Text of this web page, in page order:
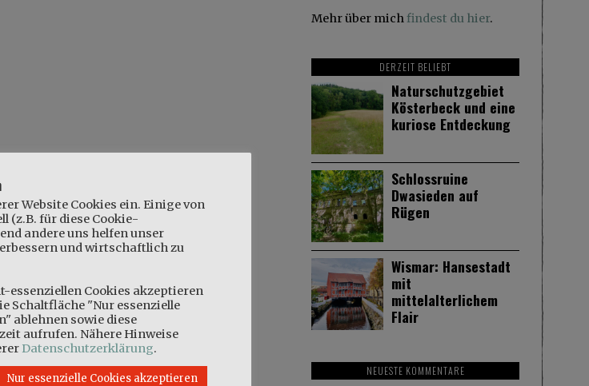
Mehr über michfindest du hier.
DERZEIT BELIEBT
Naturschutzgebiet
Kösterbeck und eine
kuriose Entdeckung
Schlossruine
Dwasieden auf
Rügen
Wismar: Hansestadt
mit
mittelalterlichem
Flair
NEUESTE KOMMENTARE
Website Cookies ein. Einige von
(z.B. für diese Cookie-
andere uns helfen unser
und wirtschaftlich zu
essenziellen Cookies akzeptieren
Schaltfläche "Nur essenzielle
ablehnen sowie diese
aufrufen. Nähere Hinweise
Datenschutzerklärung.
Nur essenzielle Cookies akzeptieren